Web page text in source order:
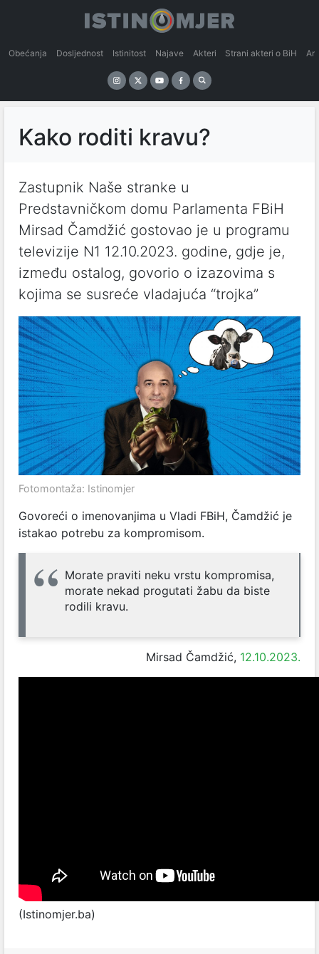
Obećanja Dosljednost Istinitost Najave Akteri Strani akteri o BiH
Kako roditi kravu?
Zastupnik Naše stranke u
Predstavničkom domu Parlamenta FBiH
Mirsad Čamdžić gostovao je u programu
televizije N1 12.10.2023. godine, gdje je,
između ostalog, govorio o izazovima s
kojima se susreće vladajuća “trojka”
Fotomontaža: Istinomjer
Govoreći o imenovanjima u Vladi FBiH, Čamdžić je
istakao potrebu za kompromisom.
Morate praviti neku vrstu kompromisa,
morate nekad progutati žabu da biste
rodili kravu.
Mirsad Čamdžić, 12.10.2023.
(Istinomjer.ba)